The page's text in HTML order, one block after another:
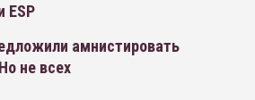
ESP
амнистировать
не всех